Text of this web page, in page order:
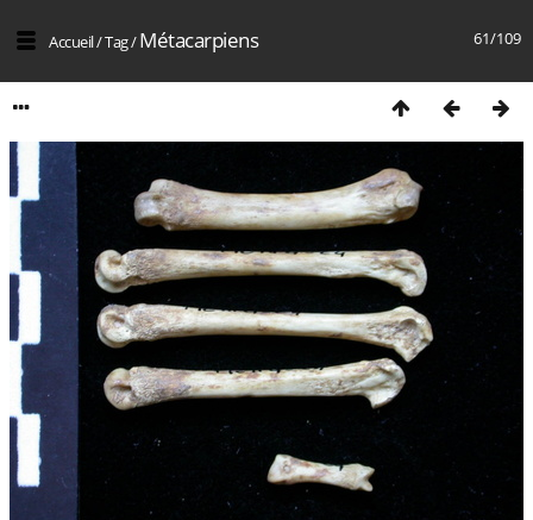
61/109
Accueil/Tag/Métacarpiens